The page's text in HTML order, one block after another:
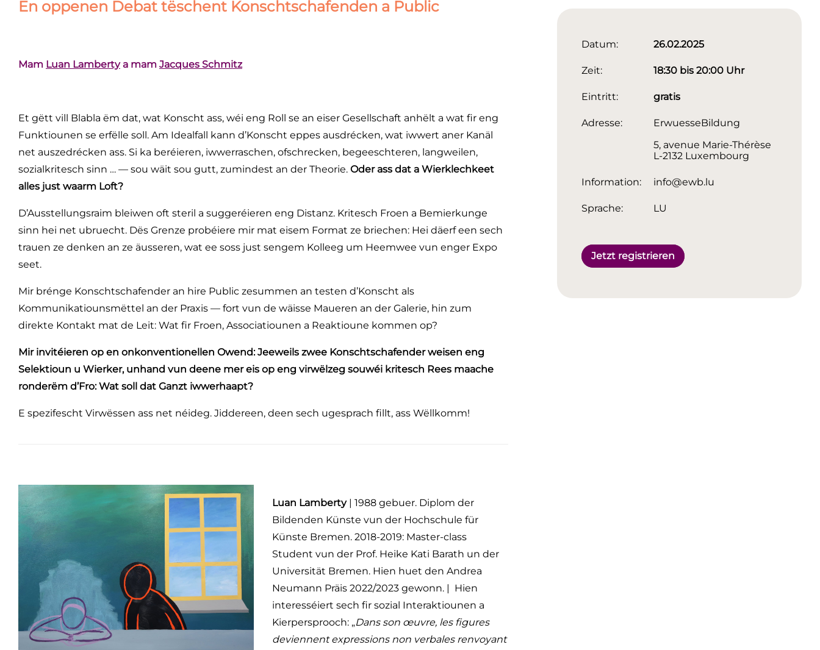
En oppenen Debat tëschent Konschtschafenden a Public
Mam Luan Lambertya mam Jacques Schmitz
Et gëtt vill Blabla ëm dat, wat Konscht ass, wéi eng Roll se an eiser Gesellschaft anhëlt a wat fir eng
Funktiounen se erfëlle soll. Am Idealfall kann d’Konscht eppes ausdrécken, wat iwwert aner Kanäl
net auszedrécken ass. Si ka beréieren, iwwerraschen, ofschrecken, begeeschteren, langweilen,
sozialkritesch sinn … — sou wäit sou gutt, zumindest an der Theorie. Oder ass dat a Wierklechkeet
alles just waarm Loft?
D’Ausstellungsraim bleiwen oft steril a suggeréieren eng Distanz. Kritesch Froen a Bemierkunge
sinn hei net ubruecht. Dës Grenze probéiere mir mat eisem Format ze briechen: Hei däerf een sech
trauen ze denken an ze äusseren, wat ee soss just sengem Kolleeg um Heemwee vun enger Expo
seet.
Mir brénge Konschtschafender an hire Public zesummen an testen d’Konscht als
Kommunikatiounsmëttel an der Praxis — fort vun de wäisse Maueren an der Galerie, hin zum
direkte Kontakt mat de Leit: Wat fir Froen, Associatiounen a Reaktioune kommen op?
Mir invitéieren op en onkonventionellen Owend: Jeeweils zwee Konschtschafender weisen eng
Selektioun u Wierker, unhand vun deene mer eis op eng virwëlzeg souwéi kritesch Rees maache
ronderëm d’Fro: Wat soll dat Ganzt iwwerhaapt?
E spezifescht Virwëssen ass net néideg. Jiddereen, deen sech ugesprach fillt, ass Wëllkomm!
Luan Lamberty| 1988 gebuer. Diplom der
Bildenden Künste vun der Hochschule für
Künste Bremen. 2018-2019: Master-class
Student vun der Prof. Heike Kati Barath un der
Universität Bremen. Hien huet den Andrea
Neumann Präis 2022/2023 gewonn. | Hien
interesséiert sech fir sozial Interaktiounen a
Kierpersprooch: „Dans son œuvre, les figures
deviennent expressions non verbales renvoyant
Datum: 26.02.2025
Zeit: 18:30 bis 20:00 Uhr
Eintritt: gratis
Adresse:
ErwuesseBildung
5, avenue Marie-Thérèse
L-2132 Luxembourg
Information: info@ewb.lu
Sprache: LU
Jetzt registrieren